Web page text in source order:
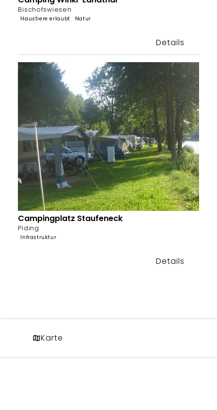
Bischofswiesen
Haustiere erlaubt Natur
Details
Campingplatz Staufeneck
Piding
Infrastruktur
Details
Karte